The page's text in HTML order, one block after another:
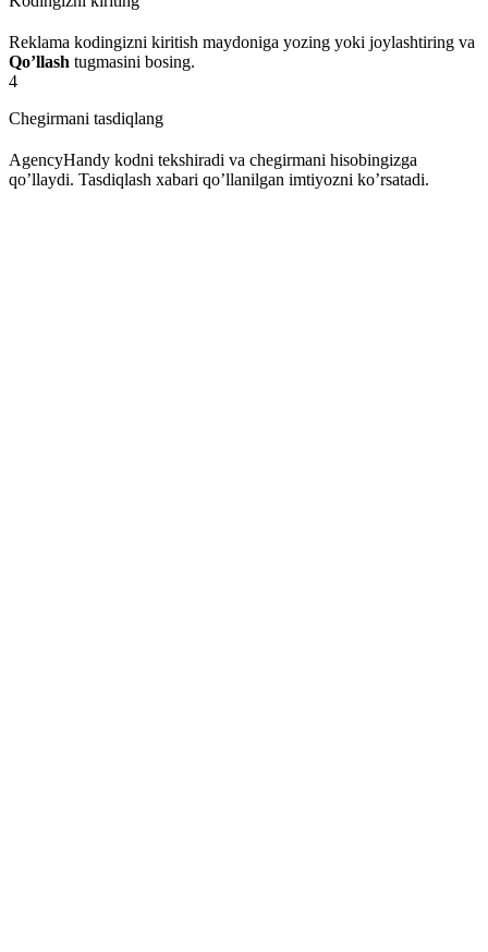
Reklama kodingizni kiritish maydoniga yozing yoki joylashtiring va
Qo’llash tugmasini bosing.
4
Chegirmani tasdiqlang
AgencyHandy kodni tekshiradi va chegirmani hisobingizga
qo’llaydi. Tasdiqlash xabari qo’llanilgan imtiyozni ko’rsatadi.